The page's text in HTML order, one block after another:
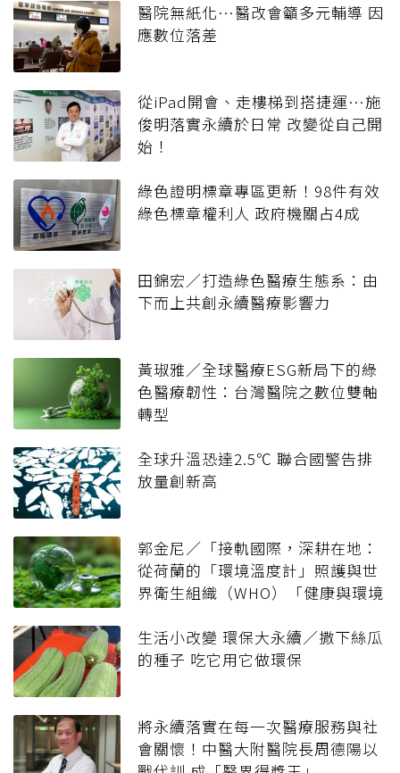
醫院無紙化…醫改會籲多元輔導 因
應數位落差
從iPad開會、走樓梯到搭捷運…施
俊明落實永續於日常 改變從自己開
始！
綠色證明標章專區更新！98件有效
綠色標章權利人 政府機關占4成
田錦宏／打造綠色醫療生態系：由
下而上共創永續醫療影響力
黃琡雅／全球醫療ESG新局下的綠
色醫療韌性：台灣醫院之數位雙軸
轉型
全球升溫恐達2.5℃ 聯合國警告排
放量創新高
郭金尼／「接軌國際，深耕在地：
從荷蘭的「環境溫度計」照護與世
界衛生組織（WHO）「健康與環境
一步」
生活小改變 環保大永續／撒下絲瓜
的種子 吃它用它做環保
將永續落實在每一次醫療服務與社
會關懷！中醫大附醫院長周德陽以